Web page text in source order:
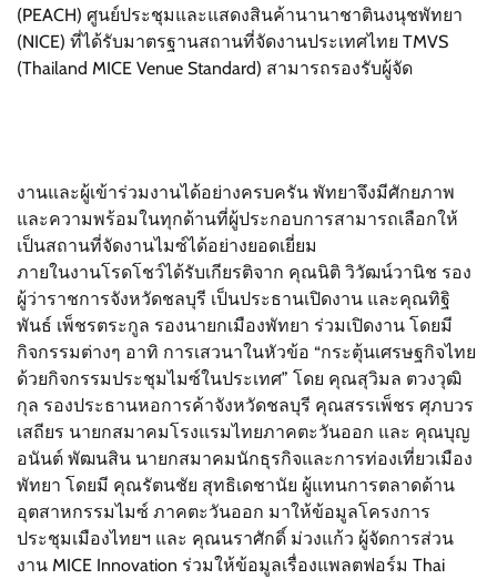
(PEACH) ศูนย์ประชุมและแสดงสินค้านานาชาตินงนุชพัทยา
(NICE) ที่ได้รับมาตรฐานสถานที่จัดงานประเทศไทย TMVS
(Thailand MICE Venue Standard) สามารถรองรับผู้จัด
งานและผู้เข้าร่วมงานได้อย่างครบครัน พัทยาจึงมีศักยภาพ
และความพร้อมในทุกด้านที่ผู้ประกอบการสามารถเลือกให้
เป็นสถานที่จัดงานไมซ์ได้อย่างยอดเยี่ยม
ภายในงานโรดโชว์ได้รับเกียรติจาก คุณนิติ วิวัฒน์วานิช รอง
ผู้ว่าราชการจังหวัดชลบุรี เป็นประธานเปิดงาน และคุณทิฐิ
พันธ์ เพ็ชรตระกูล รองนายกเมืองพัทยา ร่วมเปิดงาน โดยมี
กิจกรรมต่างๆ อาทิ การเสวนาในหัวข้อ “กระตุ้นเศรษฐกิจไทย
ด้วยกิจกรรมประชุมไมซ์ในประเทศ” โดย คุณสุวิมล ตวงวุฒิ
กุล รองประธานหอการค้าจังหวัดชลบุรี คุณสรรเพ็ชร ศุภบวร
เสถียร นายกสมาคมโรงแรมไทยภาคตะวันออก และ คุณบุญ
อนันต์ พัฒนสิน นายกสมาคมนักธุรกิจและการท่องเที่ยวเมือง
พัทยา โดยมี คุณรัตนชัย สุทธิเดชานัย ผู้แทนการตลาดด้าน
อุตสาหกรรมไมซ์ ภาคตะวันออก มาให้ข้อมูลโครงการ
ประชุมเมืองไทยฯ และ คุณนราศักดิ์ ม่วงแก้ว ผู้จัดการส่วน
งาน MICE Innovation ร่วมให้ข้อมูลเรื่องแพลตฟอร์ม Thai